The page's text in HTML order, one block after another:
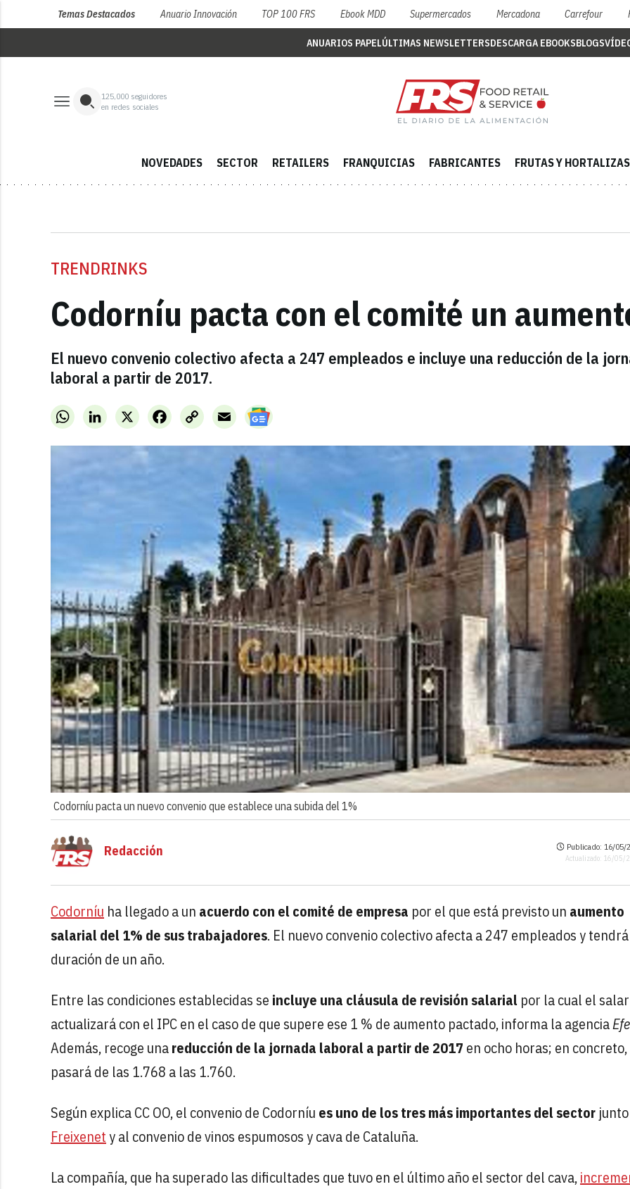
Temas Destacados Anuario Innovación TOP 100 FRS Ebook MDD Supermercados Mercadona Carrefour
ANUARIOS PAPELÚLTIMAS NEWSLETTERSDESCARGA EBOOKSBLOGS
125,000 seguidores
en redes sociales
NOVEDADES SECTOR RETAILERS FRANQUICIAS FABRICANTES FRUTAS Y HORTALIZAS
TRENDRINKS
Codorníu pacta con el comité un
El nuevo convenio colectivo afecta a 247 empleados e incluye una reducción de la
laboral a partir de 2017.
WhatsAppLinkedInX FacebookCopy
Link
Email
Codorníu pacta un nuevo convenio que establece una subida del 1%
Redacción Publicado: 16/05/
Actualizado: 16/05/
Codorníu ha llegado a un acuerdo con el comité de empresa por el que está previsto un aumento
salarial del 1% de sus trabajadores. El nuevo convenio colectivo afecta a 247 empleados y
duración de un año.
Entre las condiciones establecidas se incluye una cláusula de revisión salarial por la cual el
actualizará con el IPC en el caso de que supere ese 1 % de aumento pactado, informa la agenciaEfe
Además, recoge unareducción de la jornada laborala partir de 2017 en ocho horas; en concreto,
pasará de las 1.768 a las 1.760.
Según explica CC OO, el convenio de Codorníu es uno de los tres más importantes del sector
Freixenety al convenio de vinos espumosos y cava de Cataluña.
La compañía, que ha superado las dificultades que tuvo en el último año el sector del cava,